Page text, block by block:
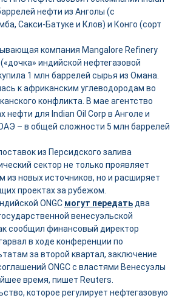
нефти из Анголы (с
Сакси-Батуке и Клов) и Конго (сорт
компания Mangalore Refinery
индийской нефтегазовой
1 млн баррелей сырья из Омана.
к африканским углеводородам во
конфликта. В мае агентство
нефти для Indian Oil Corp в Анголе и
– в общей сложности 5 млн баррелей
из Персидского залива
сектор не только проявляет
из новых источников, но и расширяет
проектах за рубежом.
ONGC могут передать два
венесуэльской
сообщил финансовый директор
в ходе конференции по
за второй квартал, заключение
ONGC с властями Венесуэлы
время, пишет Reuters.
которое регулирует нефтегазовую